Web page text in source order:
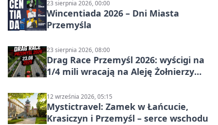
23 sierpnia 2026, 00:00
Wincentiada 2026 – Dni Miasta
Przemyśla
23 sierpnia 2026, 08:00
Drag Race Przemyśl 2026: wyścigi na
1/4 mili wracają na Aleję Żołnierzy
12 września 2026, 05:15
Mystictravel: Zamek w Łańcucie,
Krasiczyn i Przemyśl – serce wschodu